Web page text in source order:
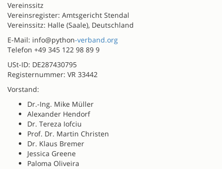
Vereinssitz
Vereinsregister: Amtsgericht Stendal
Vereinssitz: Halle (Saale), Deutschland
E-Mail: info@python-verband.org
Telefon +49 345 122 98 89 9
USt-ID: DE287430795
Registernummer: VR 33442
Vorstand:
Dr.-Ing. Mike Müller
Alexander Hendorf
Dr. Tereza Iofciu
Prof. Dr. Martin Christen
Dr. Klaus Bremer
Jessica Greene
Paloma Oliveira